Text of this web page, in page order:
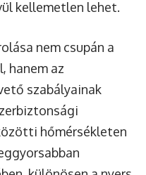
kellemetlen lehet.
nem csupán a
hanem az
szabályainak
hőmérsékleten